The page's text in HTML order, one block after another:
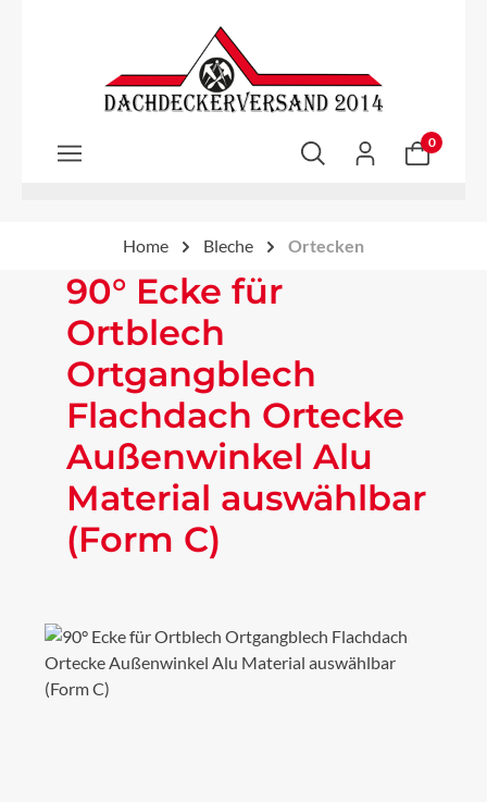
Zum Hauptinhalt springen
0
Home Bleche Ortecken
90° Ecke für
Ortblech
Ortgangblech
Flachdach Ortecke
Außenwinkel Alu
Material auswählbar
(Form C)
Bildergalerie überspringen